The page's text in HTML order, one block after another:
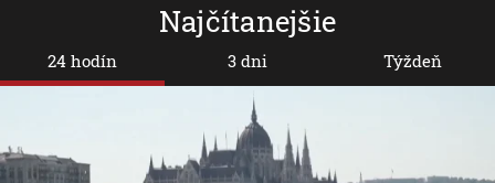
Najčítanejšie
24 hodín 3 dni Týždeň